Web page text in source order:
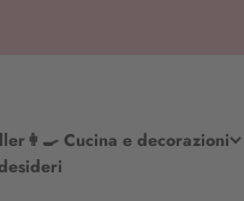
👩‍🍳 Cucina e decorazioni